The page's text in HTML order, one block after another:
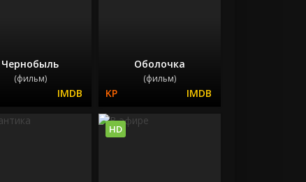
Чернобыль
(фильм)
Оболочка
(фильм)
HD